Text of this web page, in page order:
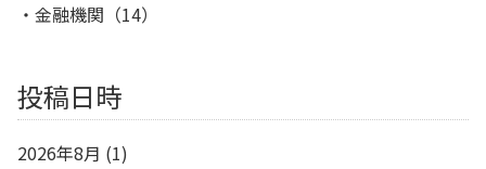
金融機関 （14）
投稿日時
2026年8月 (1)